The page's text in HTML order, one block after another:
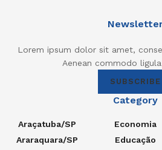
Lorem ipsum dolor sit amet,
Aenean commodo
SUBSCRIBE
Category
Araçatuba/SP
Araraquara/SP
Economia
Educação